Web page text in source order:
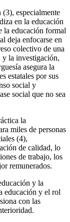
especialmente
en la educación
la educación formal
deja enfocarse en
colectivo de una
y la investigación,
asegura la
estatales por sus
social y
social que no sea
la
miles de personas
(4),
de calidad, lo
de trabajo, los
remunerados.
y la
educación y el rol
con las